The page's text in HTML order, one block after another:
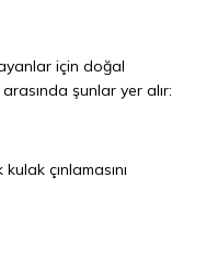
için doğal
şunlar yer alır:
çınlamasını